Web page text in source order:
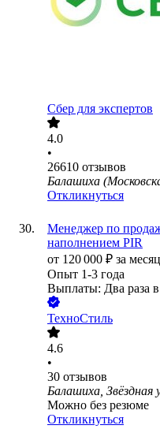
Сбер для экспертов
4.0
•
26610 отзывов
Балашиха
Откликнуться
Менеджер по
наполнением PIR
от 120 000 ₽ за
Опыт 1-3 года
Выплаты: Два раза
ТехноСтиль
4.6
•
30 отзывов
Балашиха, Звёздная
Можно без резюме
Откликнуться